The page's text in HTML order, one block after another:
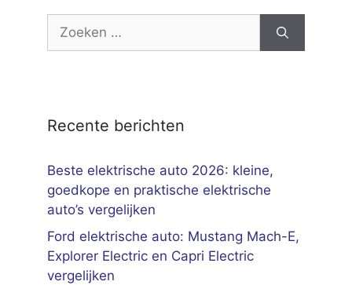
Zoek
Recente berichten
Beste elektrische auto 2026: kleine,
goedkope en praktische elektrische
auto’s vergelijken
Ford elektrische auto: Mustang Mach-E,
Explorer Electric en Capri Electric
vergelijken